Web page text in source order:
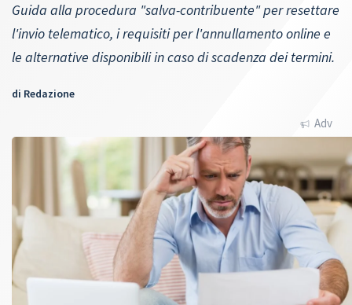
Guida alla procedura "salva-contribuente" per resettare
l'invio telematico, i requisiti per l'annullamento online e
le alternative disponibili in caso di scadenza dei termini.
di Redazione
Adv